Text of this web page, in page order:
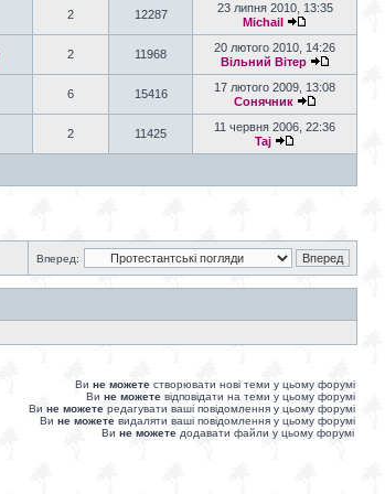
2 12287
23 липня 2010, 13:35
Michail
2 11968
20 лютого 2010, 14:26
Вільний Вітер
6 15416
17 лютого 2009, 13:08
Сонячник
2 11425
11 червня 2006, 22:36
Taj
Вперед:
Ви не можете створювати нові теми у цьому форумі
Ви не можете відповідати на теми у цьому форумі
Ви не можете редагувати ваші повідомлення у цьому форумі
Ви не можете видаляти ваші повідомлення у цьому форумі
Ви не можете додавати файли у цьому форумі